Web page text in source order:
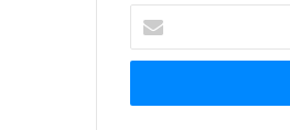
Posta
adresinizi